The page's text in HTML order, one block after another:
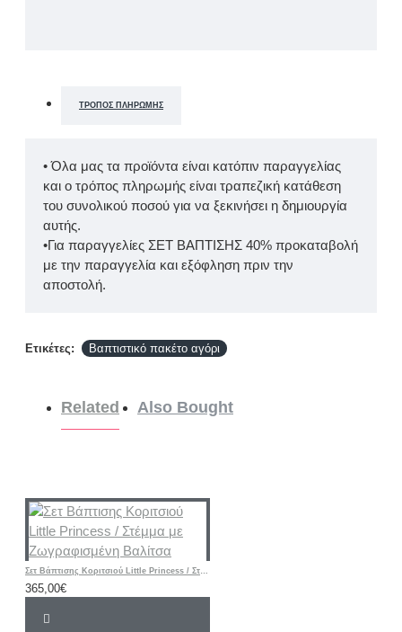
ΤΡΌΠΟΣ ΠΛΗΡΩΜΉΣ
• Όλα μας τα προϊόντα είναι κατόπιν παραγγελίας
και ο τρόπος πληρωμής είναι τραπεζική κατάθεση
του συνολικού ποσού για να ξεκινήσει η δημιουργία
αυτής.
•Για παραγγελίες ΣΕΤ ΒΑΠΤΙΣΗΣ 40% προκαταβολή
με την παραγγελία και εξόφληση πριν την
αποστολή.
Ετικέτες: Βαπτιστικό πακέτο αγόρι
Related Also Bought
Σετ Βάπτισης Κοριτσιού Little Princess / Στέμμα με Ζωγραφισμένη Βαλίτσα
365,00€